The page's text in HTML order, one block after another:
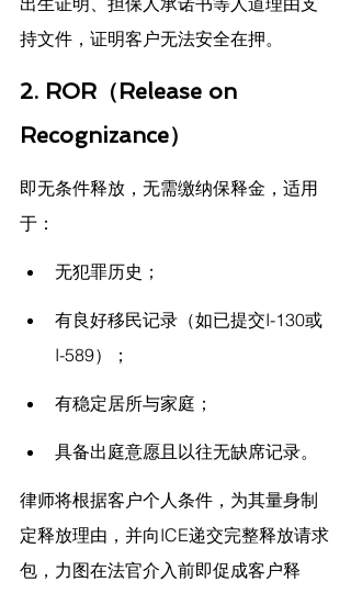
持文件，证明客户无法安全在押。
2. ROR（Release on
Recognizance）
即无条件释放，无需缴纳保释金，适用
于：
无犯罪历史；
有良好移民记录（如已提交I-130或
I-589）；
有稳定居所与家庭；
具备出庭意愿且以往无缺席记录。
律师将根据客户个人条件，为其量身制
定释放理由，并向ICE递交完整释放请求
包，力图在法官介入前即促成客户释